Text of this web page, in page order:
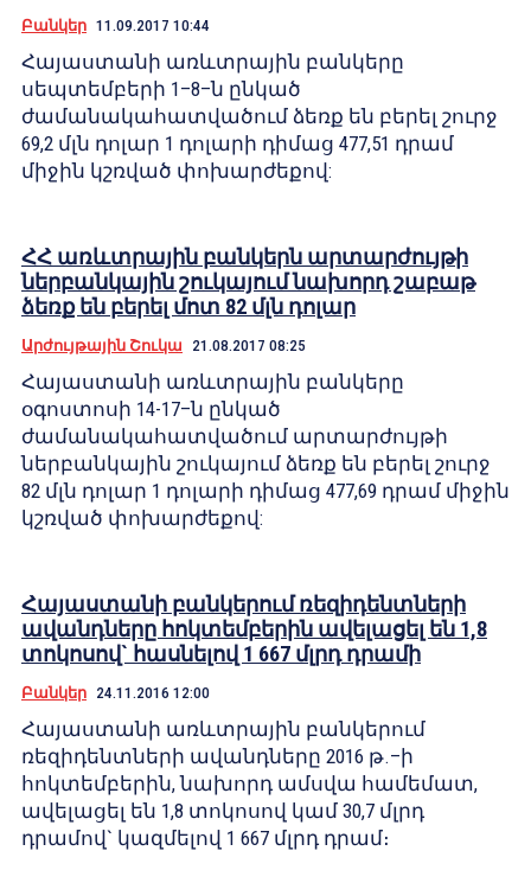
Բանկեր 11.09.2017 10:44
Հայաստանի առևտրային բանկերը
սեպտեմբերի 1–8–ն ընկած
ժամանակահատվածում ձեռք են բերել շուրջ
69,2 մլն դոլար 1 դոլարի դիմաց 477,51 դրամ
միջին կշռված փոխարժեքով:
ՀՀ առևտրային բանկերն արտարժույթի
ներբանկային շուկայում նախորդ շաբաթ
ձեռք են բերել մոտ 82 մլն դոլար
Արժույթային Շուկա 21.08.2017 08:25
Հայաստանի առևտրային բանկերը
օգոստոսի 14-17–ն ընկած
ժամանակահատվածում արտարժույթի
ներբանկային շուկայում ձեռք են բերել շուրջ
82 մլն դոլար 1 դոլարի դիմաց 477,69 դրամ միջին
կշռված փոխարժեքով:
Հայաստանի բանկերում ռեզիդենտների
ավանդները հոկտեմբերին ավելացել են 1,8
տոկոսով` հասնելով 1 667 մլրդ դրամի
Բանկեր 24.11.2016 12:00
Հայաստանի առևտրային բանկերում
ռեզիդենտների ավանդները 2016 թ.–ի
հոկտեմբերին, նախորդ ամսվա համեմատ,
ավելացել են 1,8 տոկոսով կամ 30,7 մլրդ
դրամով` կազմելով 1 667 մլրդ դրամ։